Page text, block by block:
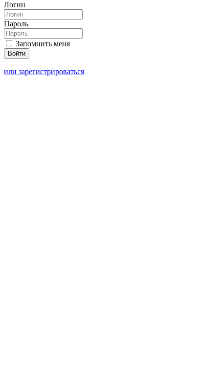
Логин
Пароль
Запомнить меня
или зарегистрироваться